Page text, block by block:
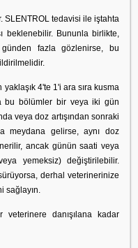
SLENTROL tedavisi ile iştahta
beklenebilir. Bununla birlikte,
günden fazla gözlenirse, bu
4'te 1'i ara sıra kusma
bu bölümler bir veya iki gün
veya doz artışından sonraki
meydana gelirse, aynı doz
ancak günün saati veya
yemeksiz) değiştirilebilir.
derhal veterinerinize
sağlayın.
danışılana kadar